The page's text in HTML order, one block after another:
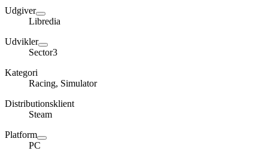
Udgiver
Libredia
Udvikler
Sector3
Kategori
Racing, Simulator
Distributionsklient
Steam
Platform
PC